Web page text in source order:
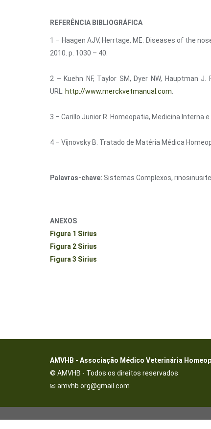
REFERÊNCIA BIBLIOGRÁFICA
1 – Haagen AJV, Herrtage, ME. Diseases of the
2010. p. 1030 – 40.
2 – Kuehn NF, Taylor SM, Dyer NW, Hauptman
URL: http://www.merckvetmanual.com
3 – Carillo Junior R. Homeopatia, Medicina Interna
4 – Vijnovsky B. Tratado de Matéria Médica
Palavras-chave: Sistemas Complexos,
ANEXOS
Figura 1 Sirius
Figura 2 Sirius
Figura 3 Sirius
AMVHB - Associação Médico Veterinária
© AMVHB - Todos os direitos reservados
✉ amvhb.org@gmail.com